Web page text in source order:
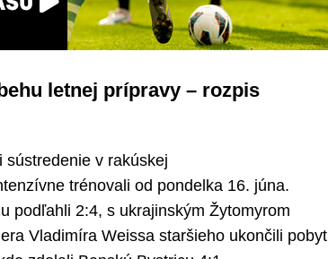
letnej prípravy – rozpis
v rakúskej
trénovali od pondelka 16. júna.
podľahli 2:4, s ukrajinským Žytomyrom
Vladimíra Weissa staršieho ukončili pobyt